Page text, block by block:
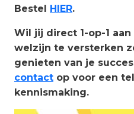
Bestel HIER.
Wil jij direct 1-op-1
welzijn te versterken
genieten van je
contact op voor een
kennismaking.